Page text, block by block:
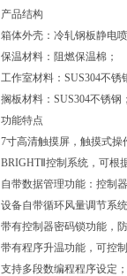
产品结构
箱体外壳：冷轧钢板静电
保温材料：阻燃保温棉；
工作室材料：SUS304不锈
搁板材料：SUS304不锈钢
功能特点
7寸高清触摸屏，触摸式
BRIGHTⅡ控制系统，可根
自带数据管理功能：控制
设备自带循环风量调节系
带有控制器密码锁功能，
带有程序升温功能，可控
支持多段数编程程序设定；